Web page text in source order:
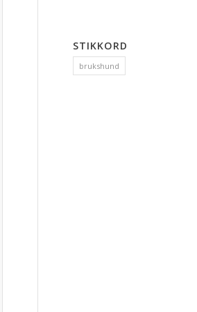
STIKKORD
brukshund